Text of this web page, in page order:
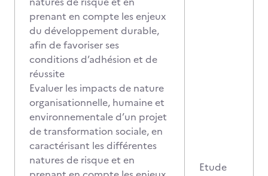
prenant en compte les enjeux
du développement durable,
afin de favoriser ses
conditions d’adhésion et de
réussite
Evaluer les impacts de nature
organisationnelle, humaine et
environnementale d’un projet
de transformation sociale, en
caractérisant les différentes
natures de risque et en
Etude